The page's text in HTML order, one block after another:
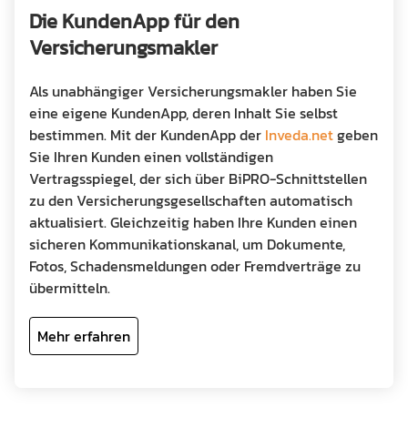
Die KundenApp für den
Versicherungsmakler
Als unabhängiger Versicherungsmakler haben Sie
eine eigene KundenApp, deren Inhalt Sie selbst
bestimmen. Mit der KundenApp der Inveda.netgeben
Sie Ihren Kunden einen vollständigen
Vertragsspiegel, der sich über BiPRO-Schnittstellen
zu den Versicherungsgesellschaften automatisch
aktualisiert. Gleichzeitig haben Ihre Kunden einen
sicheren Kommunikationskanal, um Dokumente,
Fotos, Schadensmeldungen oder Fremdverträge zu
übermitteln.
Mehr erfahren